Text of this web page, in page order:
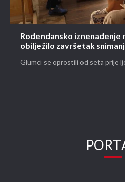
Rođendansko iznenađenje
obilježilo završetak
Glumci se oprostili od seta prije